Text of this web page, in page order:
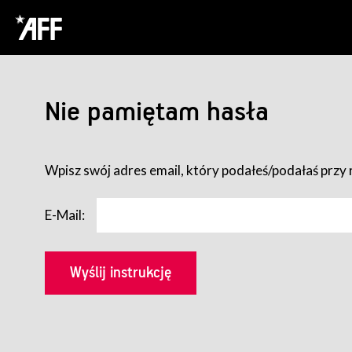
Nie pamiętam hasła
Wpisz swój adres email, który podałeś/podałaś
E-Mail: